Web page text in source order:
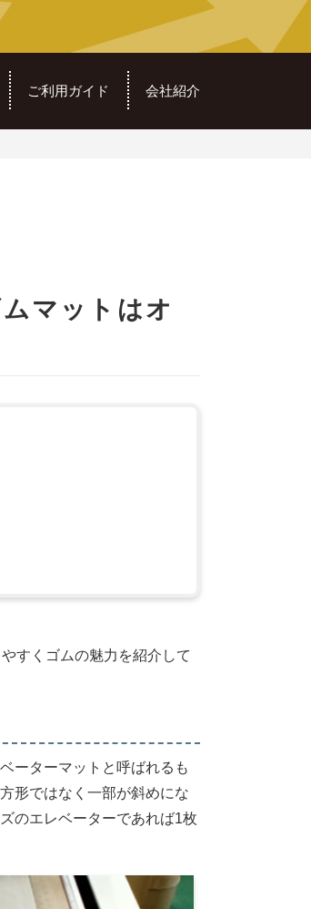
ご利用ガイド 会社紹介
マットはオ
すくゴムの魅力を紹介して
ーターマットと呼ばれるも
形ではなく一部が斜めにな
のエレベーターであれば1枚